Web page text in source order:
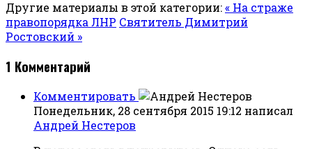
Другие материалы в этой категории:« На страже
правопорядка ЛНР Святитель Димитрий
Ростовский »
1 Комментарий
Комментировать
Понедельник, 28 сентября 2015 19:12 написал
Андрей Нестеров